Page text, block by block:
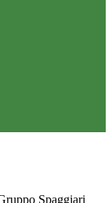
Spaggiari